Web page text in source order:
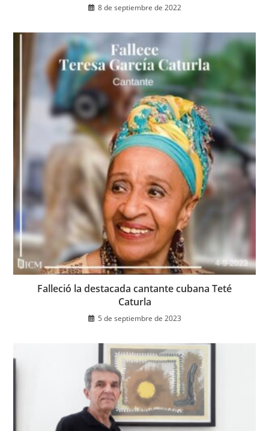
8 de septiembre de 2022
Falleció la destacada cantante cubana Teté
Caturla
5 de septiembre de 2023